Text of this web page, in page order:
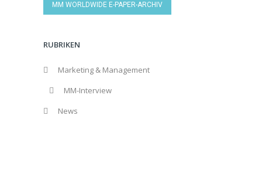
MM WORLDWIDE E-PAPER-ARCHIV
RUBRIKEN
Marketing & Management
MM-Interview
News